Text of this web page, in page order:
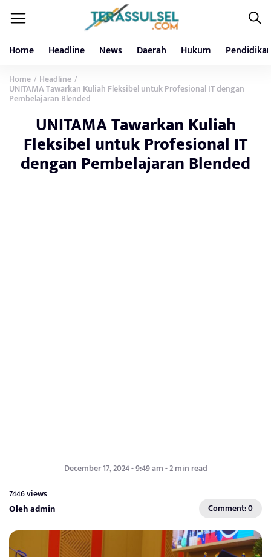
Home Headline News Daerah Hukum
Home / Headline /
UNITAMA Tawarkan Kuliah Fleksibel untuk Profesional IT dengan
Pembelajaran Blended
UNITAMA Tawarkan Kuliah
Fleksibel untuk Profesional IT
dengan Pembelajaran Blended
December 17, 2024 - 9:49 am - 2 min read
7446 views
Oleh admin Comment: 0